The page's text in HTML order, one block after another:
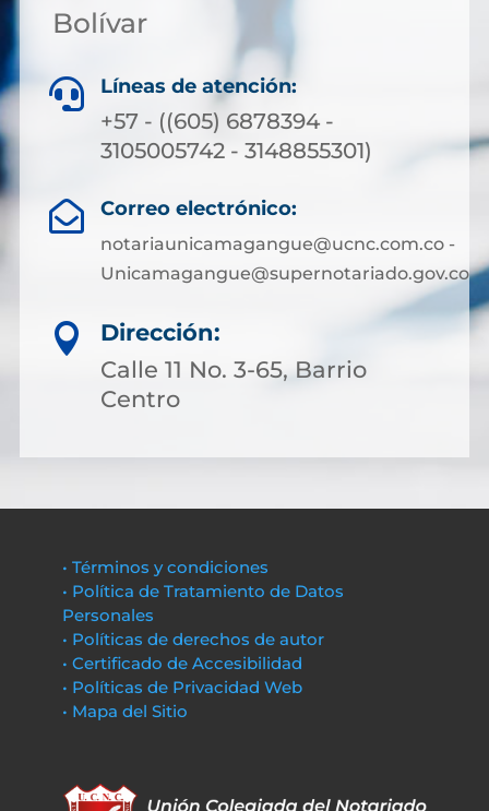
Bolívar
 Líneas de atención:
+57 - ((605) 6878394 -
3105005742 - 3148855301)
 Correo electrónico:
notariaunicamagangue@ucnc.com.co -
Unicamagangue@supernotariado.gov.co

Dirección:
Calle 11 No. 3-65, Barrio
Centro
• Términos y condiciones
• Política de Tratamiento de Datos
Personales
• Políticas de derechos de autor
• Certificado de Accesibilidad
• Políticas de Privacidad Web
• Mapa del Sitio